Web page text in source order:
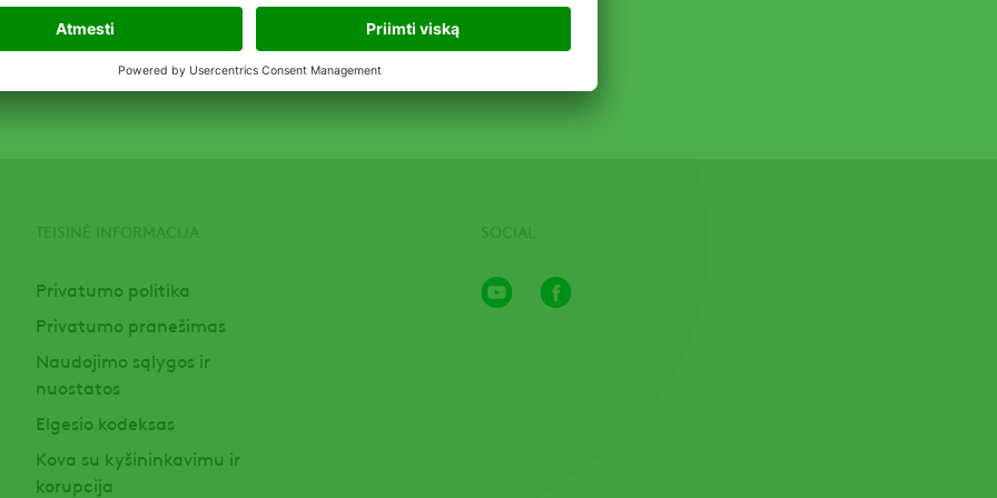
Privatumo politika
Privatumo pranešimas
Naudojimo sąlygos ir
nuostatos
Elgesio kodeksas
Kova su kyšininkavimu ir
korupcija
Youtube
Channel
Facebook